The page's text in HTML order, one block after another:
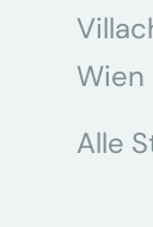
Wien
Alle